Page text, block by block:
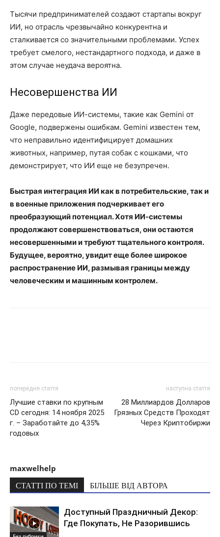
Тысячи предпринимателей создают стартапы вокруг
ИИ, но отрасль чрезвычайно конкурентна и
сталкивается со значительными проблемами. Успех
требует смелого, нестандартного подхода, и даже в
этом случае неудача вероятна.
Несовершенства ИИ
Даже передовые ИИ-системы, такие как Gemini от
Google, подвержены ошибкам. Gemini известен тем,
что неправильно идентифицирует домашних
животных, например, путая собак с кошками, что
демонстрирует, что ИИ еще не безупречен.
Быстрая интеграция ИИ как в потребительские, так и
в военные приложения подчеркивает его
преобразующий потенциал. Хотя ИИ-системы
продолжают совершенствоваться, они остаются
несовершенными и требуют тщательного контроля.
Будущее, вероятно, увидит еще более широкое
распространение ИИ, размывая границы между
человеческим и машинным контролем.
попередня стаття
Лучшие ставки по крупным
CD сегодня: 14 ноября 2025
г. – Заработайте до 4,35%
годовых
наступна стаття
28 Миллиардов Долларов
Грязных Средств Проходят
Через Криптобиржи
maxwelhelp
СТАТТІ ПО ТЕМІ БІЛЬШЕ ВІД АВТОРА
Доступный Праздничный Декор:
Где Покупать, Не Разорившись